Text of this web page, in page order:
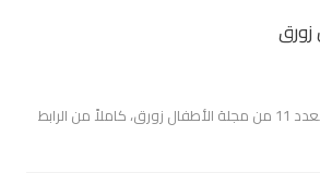
يمكنك أخي الزائر تحميل العدد 11 من مجلة الأطفال زورق، كاملاً من الرابط